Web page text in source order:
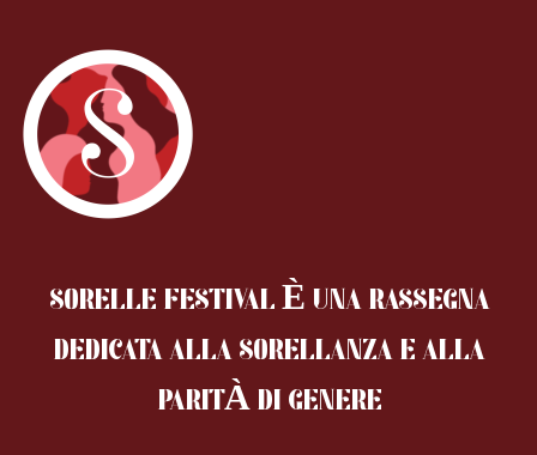
SORELLE FESTIVAL È UNA RASSEGNA
DEDICATA ALLA SORELLANZAE ALLA
PARITÀ DI GENERE